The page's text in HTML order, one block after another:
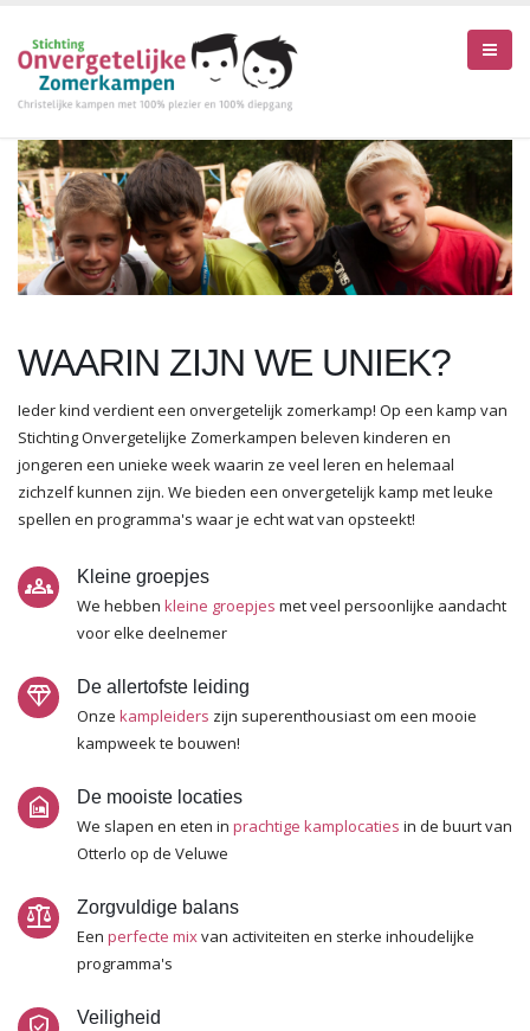
WAARIN ZIJN WE UNIEK?
Ieder kind verdient een onvergetelijk zomerkamp! Op een kamp van
Stichting Onvergetelijke Zomerkampen beleven kinderen en
jongeren een unieke week waarin ze veel leren en helemaal
zichzelf kunnen zijn. We bieden een onvergetelijk kamp met leuke
spellen en programma's waar je echt wat van opsteekt!
groups Kleine groepjes
We hebben kleine groepjes met veel persoonlijke aandacht
voor elke deelnemer
diamond De allertofste leiding
Onze kampleiders zijn superenthousiast om een mooie
kampweek te bouwen!
night_shelter De mooiste locaties
We slapen en eten in prachtige kamplocaties in de buurt van
Otterlo op de Veluwe
balance Zorgvuldige balans
Een perfecte mixvan activiteiten en sterke inhoudelijke
programma's
Veiligheid